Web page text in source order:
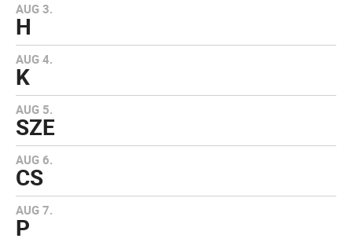
AUG 3.
H
AUG 4.
K
AUG 5.
SZE
AUG 6.
CS
AUG 7.
P